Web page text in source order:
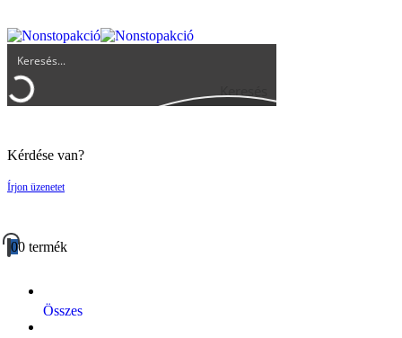
Keresés
Kérdése van?
Írjon üzenetet
00 termék
Összes